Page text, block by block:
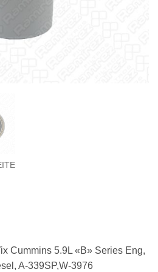
Cummins 5.9L «B» Series Eng,
A-339SP,W-3976